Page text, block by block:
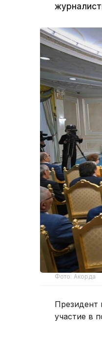
Фото: Акорда
Президент
участие в